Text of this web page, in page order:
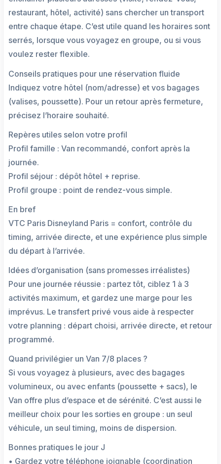
restaurant, hôtel, activité) sans chercher un transport
entre chaque étape. C’est utile quand les horaires sont
serrés, lorsque vous voyagez en groupe, ou si vous
voulez rester flexible.
Conseils pratiques pour une réservation fluide
Indiquez votre hôtel (nom/adresse) et vos bagages
(valises, poussette). Pour un retour après fermeture,
précisez l’horaire souhaité.
Repères utiles selon votre profil
Profil famille : Van recommandé, confort après la
journée.
Profil séjour : dépôt hôtel + reprise.
Profil groupe : point de rendez-vous simple.
En bref
VTC Paris Disneyland Paris = confort, contrôle du
timing, arrivée directe, et une expérience plus simple
du départ à l’arrivée.
Idées d’organisation (sans promesses irréalistes)
Pour une journée réussie : partez tôt, ciblez 1 à 3
activités maximum, et gardez une marge pour les
imprévus. Le transfert privé vous aide à respecter
votre planning : départ choisi, arrivée directe, et retour
programmé.
Quand privilégier un Van 7/8 places ?
Si vous voyagez à plusieurs, avec des bagages
volumineux, ou avec enfants (poussette + sacs), le
Van offre plus d’espace et de sérénité. C’est aussi le
meilleur choix pour les sorties en groupe : un seul
véhicule, un seul timing, moins de dispersion.
Bonnes pratiques le jour J
• Gardez votre téléphone joignable (coordination